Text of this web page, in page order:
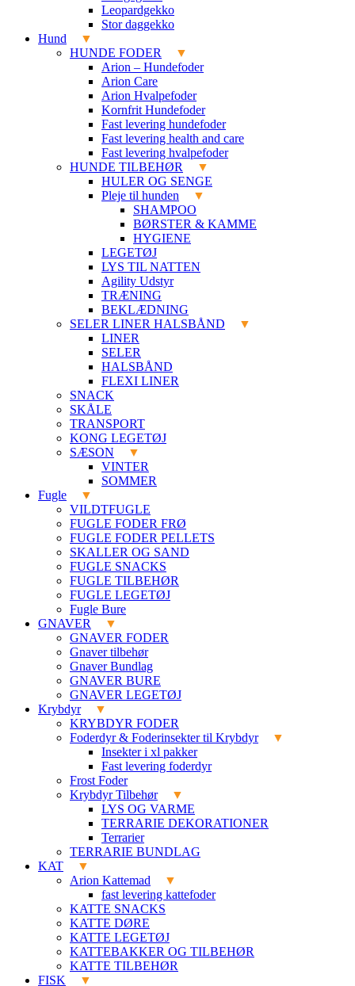
Leopardgekko
Stor daggekko
Hund
HUNDE FODER
Arion – Hundefoder
Arion Care
Arion Hvalpefoder
Kornfrit Hundefoder
Fast levering hundefoder
Fast levering health and care
Fast levering hvalpefoder
HUNDE TILBEHØR
HULER OG SENGE
Pleje til hunden
SHAMPOO
BØRSTER & KAMME
HYGIENE
LEGETØJ
LYS TIL NATTEN
Agility Udstyr
TRÆNING
BEKLÆDNING
SELER LINER HALSBÅND
LINER
SELER
HALSBÅND
FLEXI LINER
SNACK
SKÅLE
TRANSPORT
KONG LEGETØJ
SÆSON
VINTER
SOMMER
Fugle
VILDTFUGLE
FUGLE FODER FRØ
FUGLE FODER PELLETS
SKALLER OG SAND
FUGLE SNACKS
FUGLE TILBEHØR
FUGLE LEGETØJ
Fugle Bure
GNAVER
GNAVER FODER
Gnaver tilbehør
Gnaver Bundlag
GNAVER BURE
GNAVER LEGETØJ
Krybdyr
KRYBDYR FODER
Foderdyr & Foderinsekter til Krybdyr
Insekter i xl pakker
Fast levering foderdyr
Frost Foder
Krybdyr Tilbehør
LYS OG VARME
TERRARIE DEKORATIONER
Terrarier
TERRARIE BUNDLAG
KAT
Arion Kattemad
fast levering kattefoder
KATTE SNACKS
KATTE DØRE
KATTE LEGETØJ
KATTEBAKKER OG TILBEHØR
KATTE TILBEHØR
FISK